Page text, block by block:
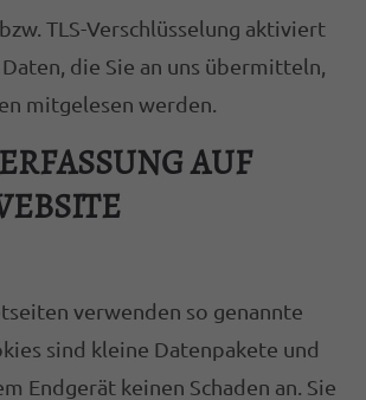
TLS-Verschlüsselung aktiviert
die Sie an uns übermitteln,
mitgelesen werden.
AUF
verwenden so genannte
sind kleine Datenpakete und
Endgerät keinen Schaden an. Sie